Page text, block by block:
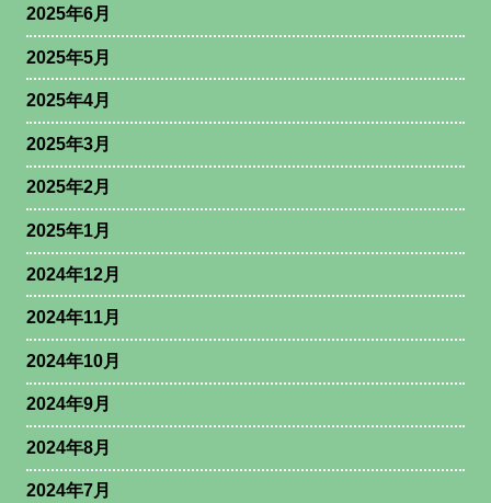
2025年6月
2025年5月
2025年4月
2025年3月
2025年2月
2025年1月
2024年12月
2024年11月
2024年10月
2024年9月
2024年8月
2024年7月